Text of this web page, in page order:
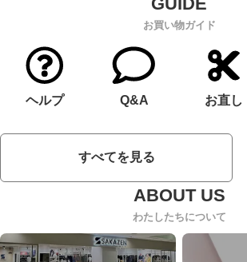
お買い物ガイド
ヘルプ Q&A お直し
すべてを見る
わたしたちについて